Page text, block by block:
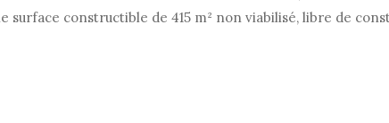
surface constructible de 415 m² non viabilisé, libre de